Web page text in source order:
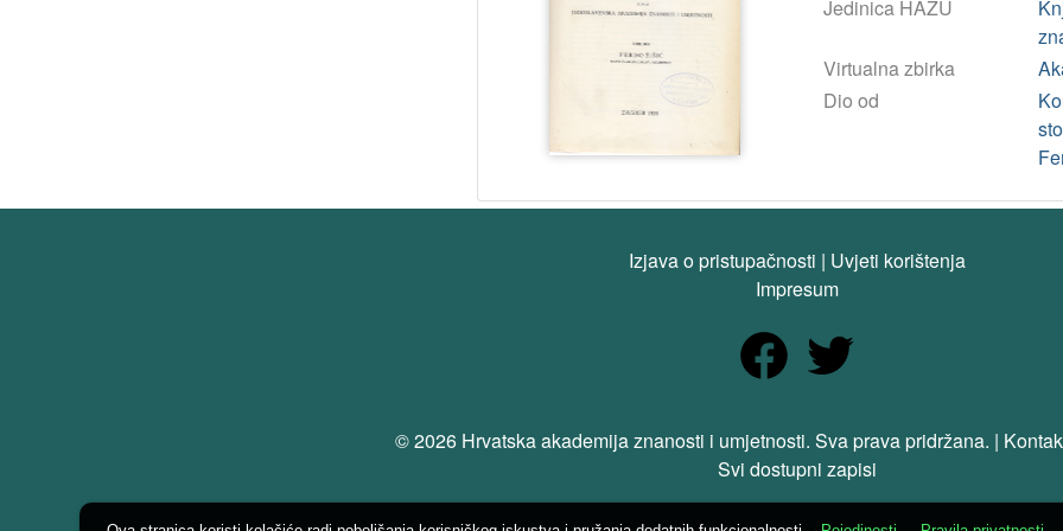
Jedinica HAZU
Virtualna zbirka
Dio od
Izjava o pristupačnosti | Uvjeti korištenja
Impresum
© 2026 Hrvatska akademija znanosti i umjetnosti. Sva prava pridržana. |
Svi dostupni zapisi